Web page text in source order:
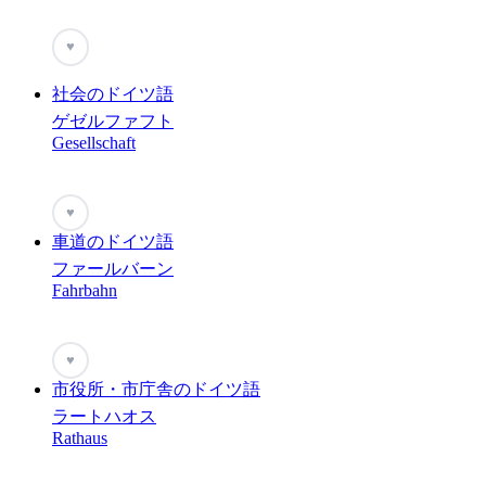
♥
社会のドイツ語
ゲゼルファフト
Gesellschaft
♥
車道のドイツ語
ファールバーン
Fahrbahn
♥
市役所・市庁舎のドイツ語
ラートハオス
Rathaus